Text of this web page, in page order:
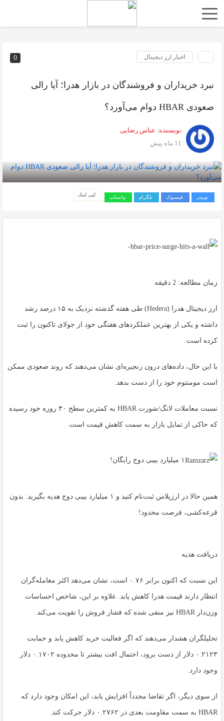
0 اخبار ارز دیجیتال
نبرد خریداران و فروشندگان در بازار هدرا؛ آیا رالی
صعودی HBAR دوام می‌آورد؟
نویسنده: عباس رضایی
11 ماه پیش
بازدید 267
توییتر فیسبوک تلگرام واتساپ کپی لینک
زمان مطالعه: 2 دقیقه
ارز دیجیتال هدرا (Hedera) طی هفته گذشته نزدیک به ۱۵ درصد رشد
داشته و یکی از بهترین عملکردهای هفتگی خود از جولای تاکنون را ثبت
کرده است.
با این حال، داده‌های درون زنجیره‌ای نشان می‌دهند که روند صعودی ممکن
است مومنتوم خود را از دست بدهد.
نسبت معاملات لانگ/شورت HBAR به کمترین سطح ۳۰ روزه خود رسیده
که حاکی از تمایل بازار به سمت کاهش قیمت است.
۱ میلیارد بیبی دوج رایگان!
همین حالا در ارزپلاس ثبت‌نام کنید و ۱ میلیارد بیبی دوج هدیه بگیرید. بدون
قرعه‌کشی، فرصت محدود!
دریافت هدیه
این نسبت که اکنون برابر ۰.۷۶ است، نشان می‌دهد اکثر معامله‌گران
انتظار دارند قیمت هدرا کاهش یابد. علاوه بر این، شاخص احساسات
وزن‌دار HBAR نیز منفی شده که فشار فروش را تقویت می‌کند.
تحلیلگران هشدار می‌دهند که اگر فعالیت خرید کاهش یابد و حمایت
۰.۲۱۲۳ دلار از دست برود، احتمال افت بیشتر تا محدوده ۰.۱۷۰۲ دلار
وجود دارد.
از سوی دیگر، اگر تقاضا مجدداً افزایش یابد، این امکان وجود دارد که
HBAR به سمت مقاومت بعدی در ۰.۲۷۶۲ دلار حرکت کند.